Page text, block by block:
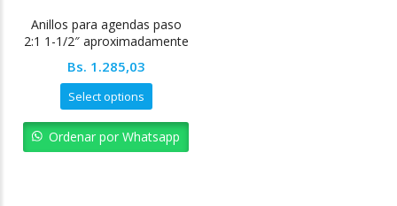
Anillos para agendas paso
2:1 1-1/2″ aproximadamente
Bs. 1.285,03
Select options
Ordenar por Whatsapp